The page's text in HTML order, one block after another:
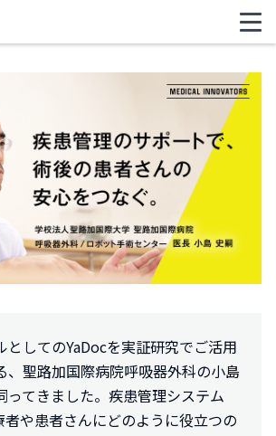
としてのYaDocを実証研究でご活用
、聖路加国際病院呼吸器外科の小島
ってきました。疾患管理システム
者や患者さんにどのように役立つの